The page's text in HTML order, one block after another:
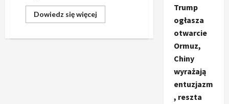
Dowiedz się więcej
się
Jak
Trump
ogłasza
otwarcie
Ormuz,
Chiny
wyrażają
entuzjazm
, reszta